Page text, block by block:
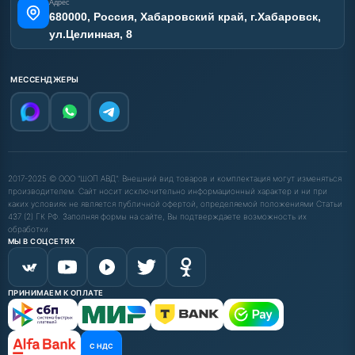
Адрес
680000, Россия, Хабаровский край, г.Хабаровск,
ул.Целинная, 8
МЕССЕНДЖЕРЫ
2017-2025 © ООО "ШОП АВД". Внешний вид товаров и комплектация могут изменяться
производителем. Сайт носит исключительно информационный характер и ни при
каких условиях не является публичной офертой, определяемой положениями Статьи
437 (2) ГК РФ. Заполняя формы на сайте, Вы подтверждаете возможность их
обработки.
МЫ В СОЦСЕТЯХ
ПРИНИМАЕМ К ОПЛАТЕ
С НДС